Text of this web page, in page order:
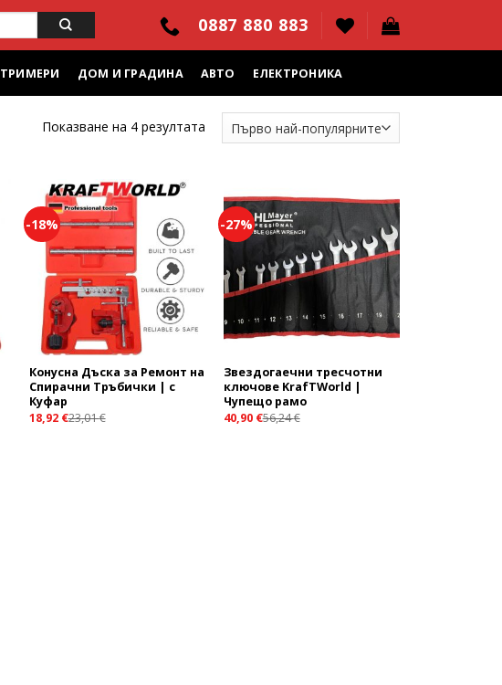
0887 880 883
ТРИМЕРИ ДОМ И ГРАДИНА АВТО ЕЛЕКТРОНИКА
Показване на 4 резултата
-18%
Add to
wishlist
Конусна Дъска за Ремонт на
Спирачни Тръбички | с
Куфар
18,92 €23,01€
-27%
Add to
wishlist
Звездогаечни тресчотни
ключове KrafTWorld |
Чупещо рамо
40,90 €56,24€